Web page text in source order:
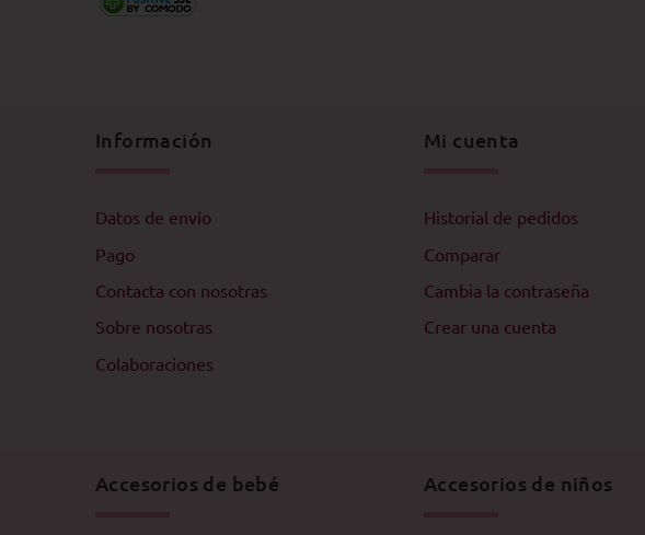
Información
Datos de envío
Pago
Contacta con nosotras
Sobre nosotras
Colaboraciones
Mi cuenta
Historial de pedidos
Comparar
Cambia la contraseña
Crear una cuenta
Accesorios de bebé Accesorios de niños